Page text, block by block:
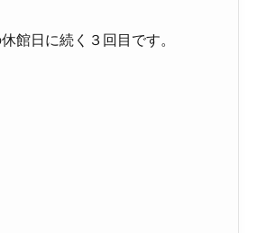
館日に続く３回目です。